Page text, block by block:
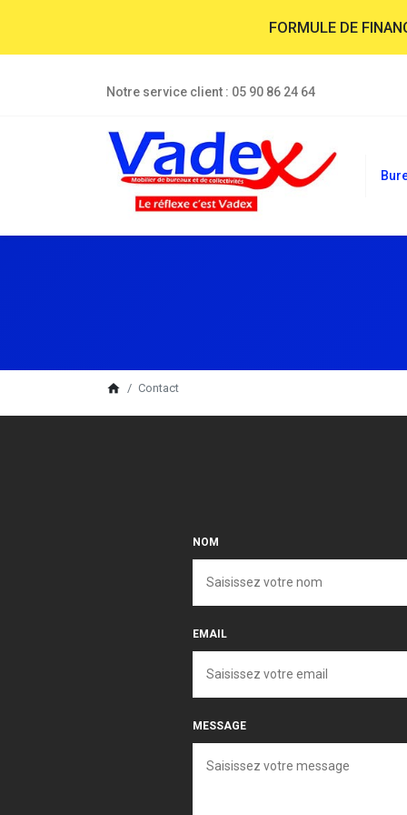
FORMULE DE
Notre service client : 05 90 86 24 64
breadcrumb
home Contact
NOM
EMAIL
MESSAGE